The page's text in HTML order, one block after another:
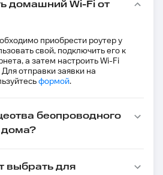
домашний Wi-Fi от
приобрести роутер у
свой, подключить его к
а затем настроить Wi-Fi
Для отправки заявки на
формой.
беспроводного
дома?
выбрать для